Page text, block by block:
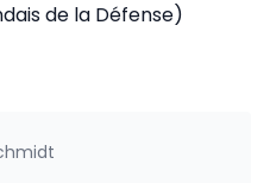
de la Défense)